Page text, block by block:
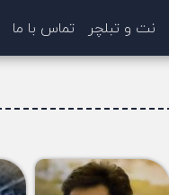
نت و تبلچر تماس با ما